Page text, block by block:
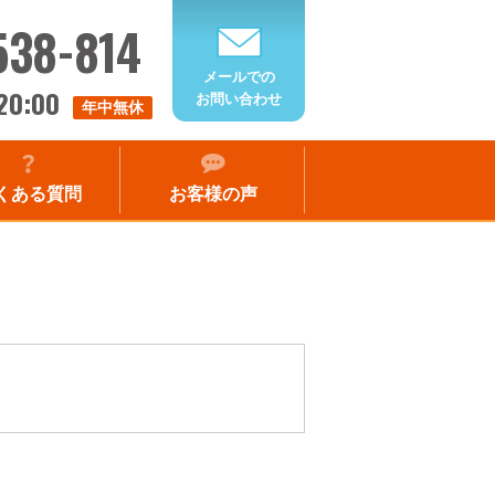
814
年中無休
メールでの
お問い合わせ
ある質問 お客様の声